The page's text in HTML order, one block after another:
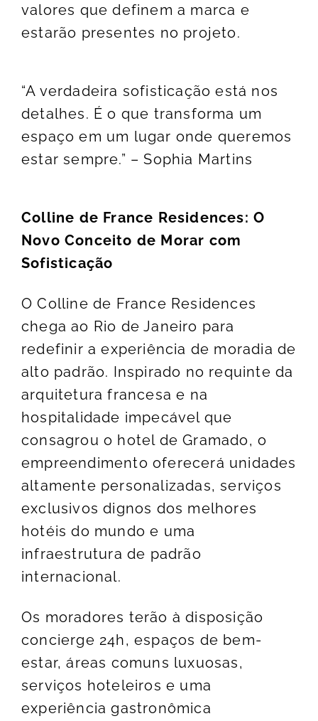
valores que definem a marca e
estarão presentes no projeto.
“A verdadeira sofisticação está nos
detalhes. É o que transforma um
espaço em um lugar onde queremos
estar sempre.” – Sophia Martins
Colline de France Residences: O
Novo Conceito de Morar com
Sofisticação
O Colline de France Residences
chega ao Rio de Janeiro para
redefinir a experiência de moradia de
alto padrão. Inspirado no requinte da
arquitetura francesa e na
hospitalidade impecável que
consagrou o hotel de Gramado, o
empreendimento oferecerá unidades
altamente personalizadas, serviços
exclusivos dignos dos melhores
hotéis do mundo e uma
infraestrutura de padrão
internacional.
Os moradores terão à disposição
concierge 24h, espaços de bem-
estar, áreas comuns luxuosas,
serviços hoteleiros e uma
experiência gastronômica